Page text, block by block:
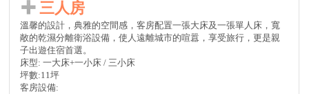
三人房
溫馨的設計，典雅的空間感，客房配置一張大床及一張單人床，寬
敞的乾濕分離衛浴設備，使人遠離城市的喧囂，享受旅行，更是親
子出遊住宿首選。
床型: 一大床+一小床 / 三小床
坪數:11坪
客房設備: